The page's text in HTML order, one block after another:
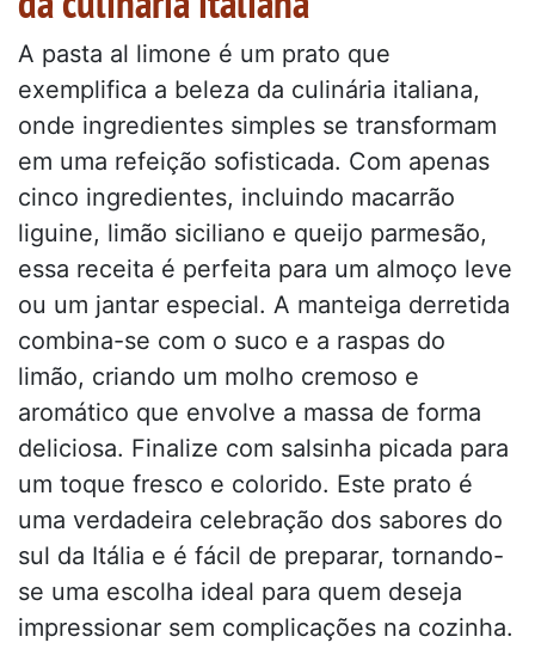
A pasta al limone é um prato que
exemplifica a beleza da culinária italiana,
onde ingredientes simples se transformam
em uma refeição sofisticada. Com apenas
cinco ingredientes, incluindo macarrão
liguine, limão siciliano e queijo parmesão,
essa receita é perfeita para um almoço leve
ou um jantar especial. A manteiga derretida
combina-se com o suco e a raspas do
limão, criando um molho cremoso e
aromático que envolve a massa de forma
deliciosa. Finalize com salsinha picada para
um toque fresco e colorido. Este prato é
uma verdadeira celebração dos sabores do
sul da Itália e é fácil de preparar, tornando-
se uma escolha ideal para quem deseja
impressionar sem complicações na cozinha.